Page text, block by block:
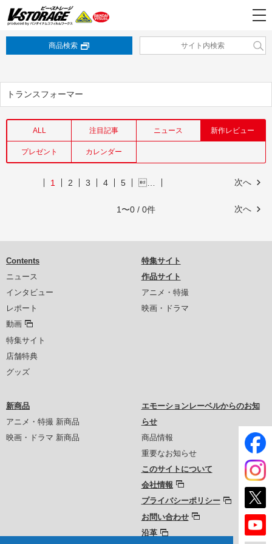
商品検索
トランスフォーマー
ALL 注目記事 ニュース 新作レビュー
プレゼント カレンダー
次へ
1 2 3 4 5 …
次へ
1〜0 / 0件
Contents
ニュース
インタビュー
レポート
動画
特集サイト
店舗特典
グッズ
特集サイト
作品サイト
アニメ・特撮
映画・ドラマ
新商品
アニメ・特撮 新商品
映画・ドラマ 新商品
エモーションレーベルからのお知
らせ
商品情報
重要なお知らせ
このサイトについて
会社情報
プライバシーポリシー
お問い合わせ
沿革